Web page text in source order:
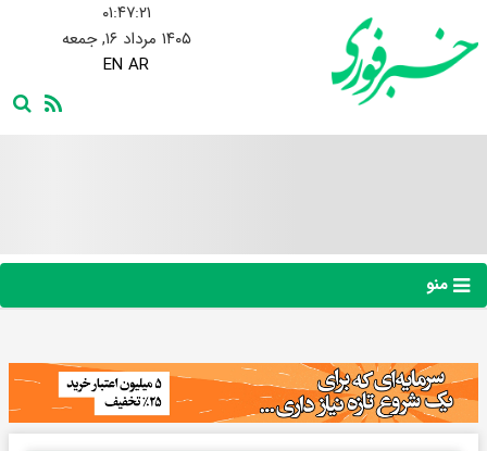
۰۱:۴۷:۲۲
۱۴۰۵ مرداد ۱۶, جمعه
EN AR
منو